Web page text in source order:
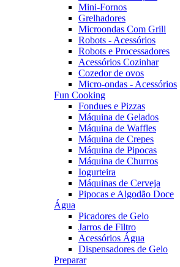
Mini-Fornos
Grelhadores
Microondas Com Grill
Robots - Acessórios
Robots e Processadores
Acessórios Cozinhar
Cozedor de ovos
Micro-ondas - Acessórios
Fun Cooking
Fondues e Pizzas
Máquina de Gelados
Máquina de Waffles
Máquina de Crepes
Máquina de Pipocas
Máquina de Churros
Iogurteira
Máquinas de Cerveja
Pipocas e Algodão Doce
Água
Picadores de Gelo
Jarros de Filtro
Acessórios Água
Dispensadores de Gelo
Preparar